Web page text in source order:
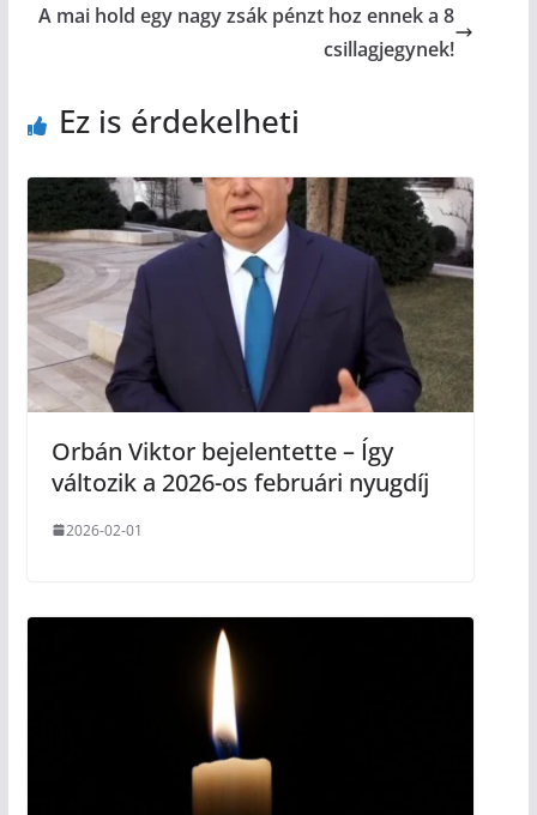
A mai hold egy nagy zsák pénzt hoz ennek a 8
csillagjegynek!
Ez is érdekelheti
Orbán Viktor bejelentette – Így
változik a 2026-os februári nyugdíj
2026-02-01